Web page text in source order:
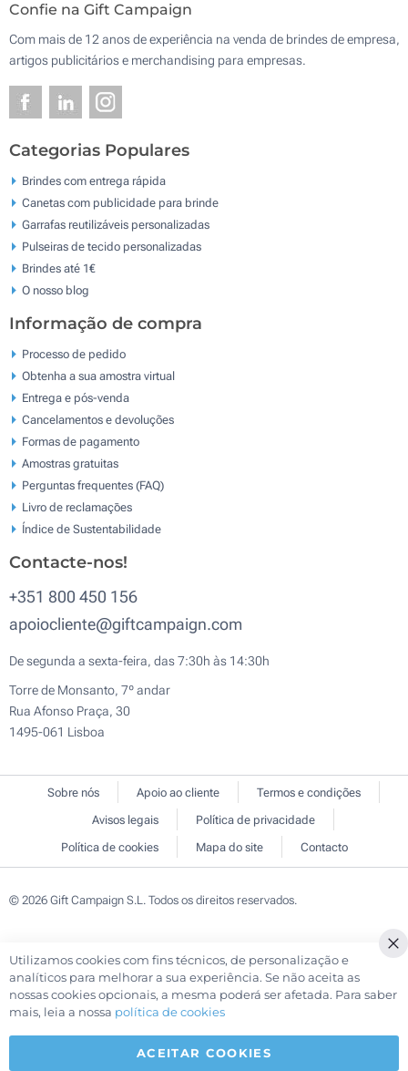
Confie na Gift Campaign
Com mais de 12 anos de experiência na venda de brindes de empresa,
artigos publicitários e merchandising para empresas.
Categorias Populares
Brindes com entrega rápida
Canetas com publicidade para brinde
Garrafas reutilizáveis personalizadas
Pulseiras de tecido personalizadas
Brindes até 1€
O nosso blog
Informação de compra
Processo de pedido
Obtenha a sua amostra virtual
Entrega e pós-venda
Cancelamentos e devoluções
Formas de pagamento
Amostras gratuitas
Perguntas frequentes (FAQ)
Livro de reclamaçōes
Índice de Sustentabilidade
Contacte-nos!
+351 800 450 156
apoiocliente@giftcampaign.com
De segunda a sexta-feira, das 7:30h às 14:30h
Torre de Monsanto, 7º andar
Rua Afonso Praça, 30
1495-061 Lisboa
Sobre nós Apoio ao cliente
Termos e condições
Avisos legais
Política de privacidade
Política de cookies
Mapa do site Contacto
© 2026 Gift Campaign S.L. Todos os direitos reservados.
Utilizamos cookies com fins técnicos, de personalização e
analíticos para melhorar a sua experiência. Se não aceita as
nossas cookies opcionais, a mesma poderá ser afetada. Para saber
mais, leia a nossa política de cookies
ACEITAR COOKIES